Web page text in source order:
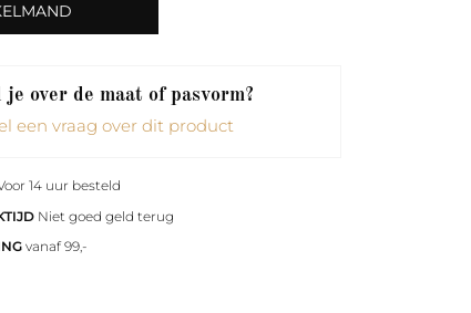
over de maat of pasvorm?
een vraag over dit product
14 uur besteld
Niet goed geld terug
vanaf 99,-